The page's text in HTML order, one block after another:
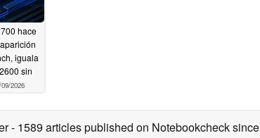
hace
iguala
sin
2026
- 1589 articles published on Notebookcheck